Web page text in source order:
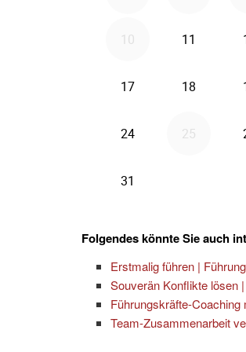
Folgendes könnte Sie auch
Erstmalig führen |
Souverän Konflikte lösen
Führungskräfte-
Team-Zusammenarbeit